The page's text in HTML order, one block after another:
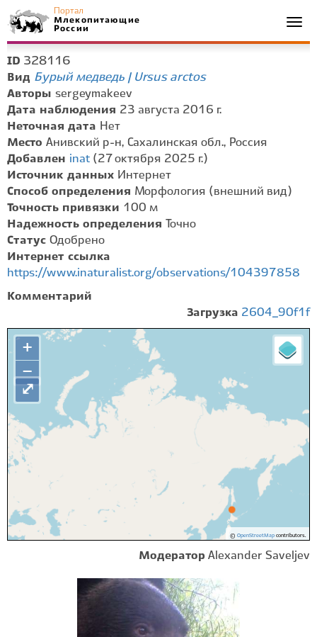
Портал
Млекопитающие
России
ID 328116
Вид Бурый медведь | Ursus arctos
Авторы sergeymakeev
Дата наблюдения 23 августа 2016 г.
Неточная дата Нет
Место Анивский р-н, Сахалинская обл., Россия
Добавлен inat (27 октября 2025 г.)
Источник данных Интернет
Способ определения Морфология (внешний вид)
Точность привязки 100 м
Надежность определения
Точно
Статус Одобрено
Интернет ссылка
https://www.inaturalist.org/observations/104397858
Комментарий
Загрузка 2604_90f1f
+
−
© OpenStreetMapcontributors.
⤢
Модератор Alexander Saveljev